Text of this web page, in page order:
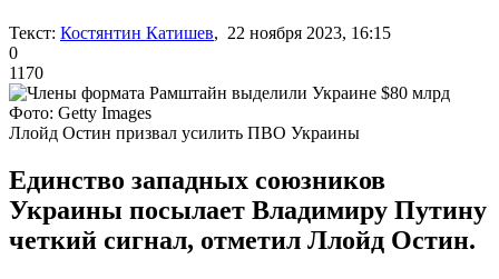
Текст: Костянтин Катишев, 22 ноября 2023, 16:15
0
1170
Фото: Getty Images
Ллойд Остин призвал усилить ПВО Украины
Единство западных союзников
Украины посылает Владимиру Путину
четкий сигнал, отметил Ллойд Остин.